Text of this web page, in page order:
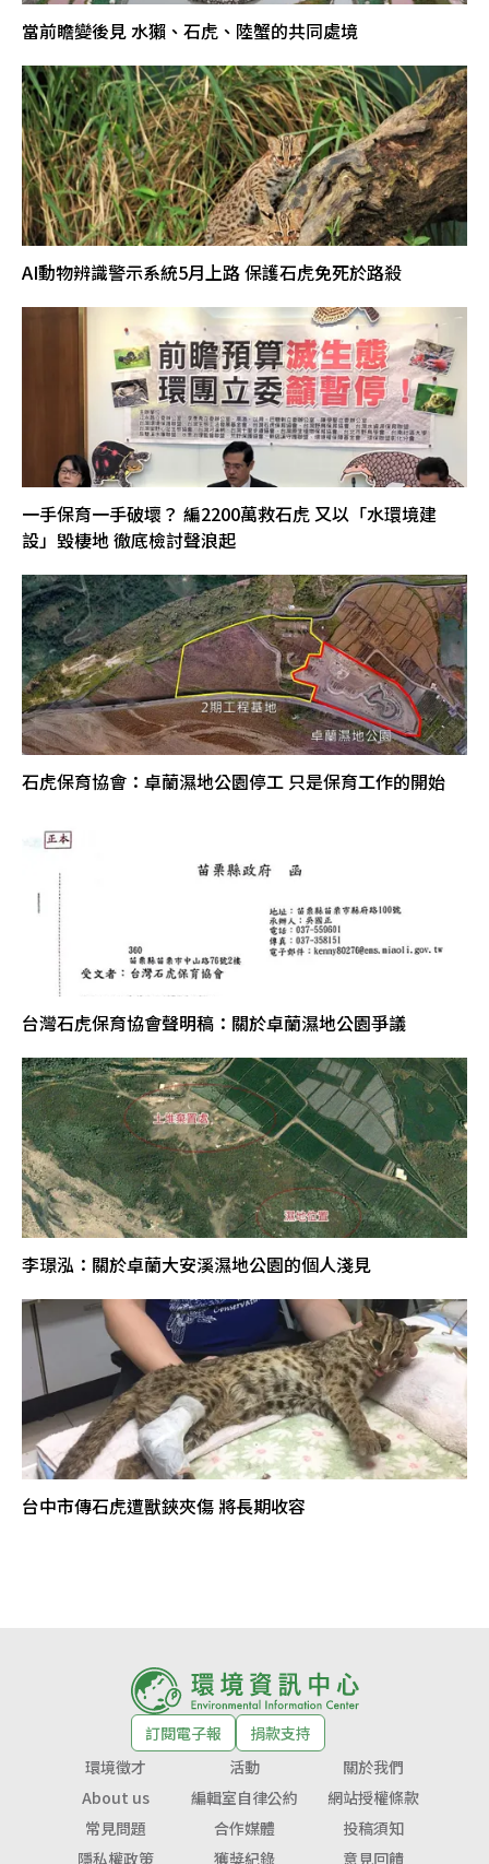
當前瞻變後見 水獺、石虎、陸蟹的共同處境
AI動物辨識警示系統5月上路 保護石虎免死於路殺
一手保育一手破壞？ 編2200萬救石虎 又以「水環境建
設」毀棲地 徹底檢討聲浪起
石虎保育協會：卓蘭濕地公園停工 只是保育工作的開始
台灣石虎保育協會聲明稿：關於卓蘭濕地公園爭議
李璟泓：關於卓蘭大安溪濕地公園的個人淺見
台中市傳石虎遭獸鋏夾傷 將長期收容
訂閱電子報
捐款支持
環境徵才
活動
關於我們
About us
編輯室自律公約
網站授權條款
常見問題
合作媒體
投稿須知
隱私權政策
獲獎紀錄 意見回饋